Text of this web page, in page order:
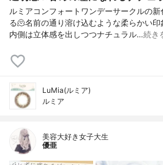
ルミアコンフォートワンデーサークルの
る🫠名前の通り溶け込むような柔らかい
内側は立体感を出しつつナチュラル…続き
LuMia(ルミア)
ルミア
美容大好き女子大生
優亜